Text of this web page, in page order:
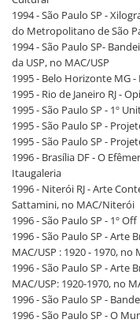
1994 - São Paulo SP -
do Metropolitano de São
1994 - São Paulo SP-
da USP, no MAC/USP
1995 - Belo Horizonte MG
1995 - Rio de Janeiro RJ -
1995 - São Paulo SP - 1º
1995 - São Paulo SP -
1995 - São Paulo SP -
1996 - Brasília DF - O
Itaugaleria
1996 - Niterói RJ - Arte
Sattamini, no MAC/Niterói
1996 - São Paulo SP - 1º
1996 - São Paulo SP - Arte
MAC/USP : 1920 - 1970, no
1996 - São Paulo SP - Arte
MAC/USP: 1920-1970, no
1996 - São Paulo SP -
1996 - São Paulo SP - O